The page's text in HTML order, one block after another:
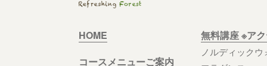
HOME
コースメニューご案内
無料講座 ※ア
ノルディック